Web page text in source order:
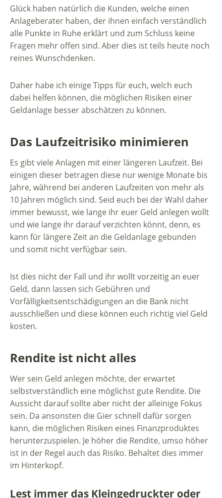
Glück haben natürlich die Kunden, welche einen
Anlageberater haben, der ihnen einfach verständlich
alle Punkte in Ruhe erklärt und zum Schluss keine
Fragen mehr offen sind. Aber dies ist teils heute noch
reines Wunschdenken.
Daher habe ich einige Tipps für euch, welch euch
dabei helfen können, die möglichen Risiken einer
Geldanlage besser abschätzen zu können.
Das Laufzeitrisiko minimieren
Es gibt viele Anlagen mit einer längeren Laufzeit. Bei
einigen dieser betragen diese nur wenige Monate bis
Jahre, während bei anderen Laufzeiten von mehr als
10 Jahren möglich sind. Seid euch bei der Wahl daher
immer bewusst, wie lange ihr euer Geld anlegen wollt
und wie lange ihr darauf verzichten könnt, denn, es
kann für längere Zeit an die Geldanlage gebunden
und somit nicht verfügbar sein.
Ist dies nicht der Fall und ihr wollt vorzeitig an euer
Geld, dann lassen sich Gebühren und
Vorfälligkeitsentschädigungen an die Bank nicht
ausschließen und diese können euch richtig viel Geld
kosten.
Rendite ist nicht alles
Wer sein Geld anlegen möchte, der erwartet
selbstverständlich eine möglichst gute Rendite. Die
Aussicht darauf sollte aber nicht der alleinige Fokus
sein. Da ansonsten die Gier schnell dafür sorgen
kann, die möglichen Risiken eines Finanzproduktes
herunterzuspielen. Je höher die Rendite, umso höher
ist in der Regel auch das Risiko. Behaltet dies immer
im Hinterkopf.
Lest immer das Kleingedruckter oder